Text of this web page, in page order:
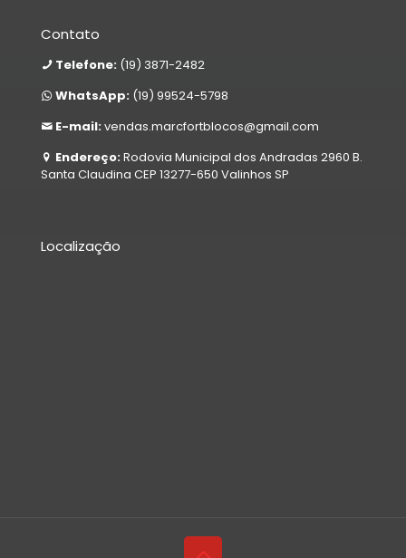
Contato
Telefone: (19) 3871-2482
WhatsApp: (19) 99524-5798
E-mail: vendas.marcfortblocos@gmail.com
Endereço: Rodovia Municipal dos Andradas 2960 B.
Santa Claudina CEP 13277-650 Valinhos SP
Localização